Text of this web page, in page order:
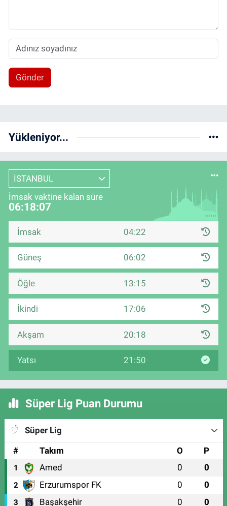
Gönder
Yükleniyor...
İSTANBUL
İmsak vaktine kalan süre
06:18:07
İmsak 04:22
Güneş 06:02
Öğle 13:15
İkindi 17:06
Akşam 20:18
Yatsı 21:50
Süper Lig Puan Durumu
Süper Lig
#
Takım O P
1 Amed 0 0
2 Erzurumspor FK 0 0
3 Başakşehir 0 0